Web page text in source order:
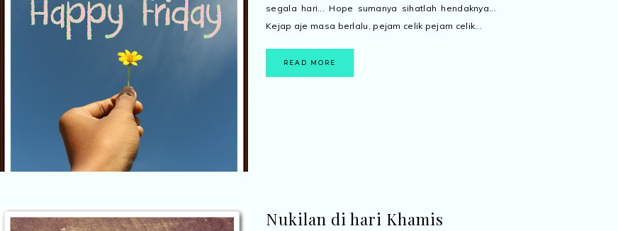
segala hari... Hope sumanya sihatlah hendaknya...
Kejap aje masa berlalu, pejam celik pejam celik...
READ MORE
Nukilan di hari Khamis